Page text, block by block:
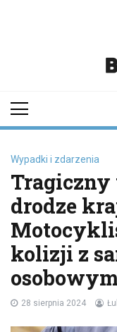
Wypadki i zdarzenia
drodze
kolizji z
28 sierpnia 2024